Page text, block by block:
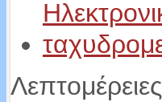
Λεπτομέρειες